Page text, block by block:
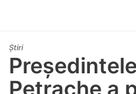
Știri
Petrache a